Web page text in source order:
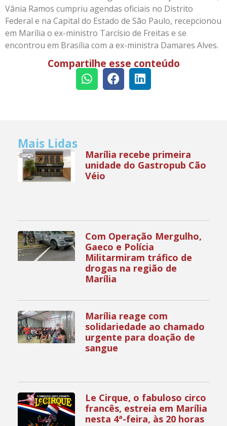
Vânia Ramos cumpriu agendas oficiais no Distrito
Federal e na Capital do Estado de São Paulo, recepcionou
em Marília o ex-ministro Tarcísio de Freitas e se
encontrou em Brasília com a ex-ministra Damares Alves.
Compartilhe esse conteúdo
Mais Lidas
Marília recebe primeira
unidade do Gastropub Cão
Véio
Com Operação Mergulho,
Gaeco e Polícia
Militarmiram tráfico de
drogas na região de
Marília
Marília reage com
solidariedade ao chamado
urgente para doação de
sangue
Le Cirque, o fabuloso circo
francês, estreia em Marília
nesta 4ª-feira, às 20 horas